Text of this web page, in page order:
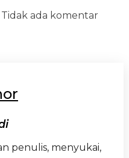
Tidak ada komentar
penulis, menyukai,